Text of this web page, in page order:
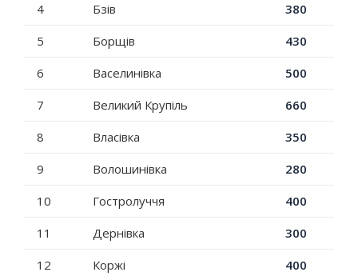
4 Бзів
380
5
Борщів
430
6
Васелинівка
500
7
Великий Крупіль
660
8
Власівка
350
9
Волошинівка
280
10
Гостролуччя
400
11
Дернівка
300
12
Коржі
400